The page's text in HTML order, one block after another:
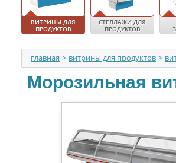
ВИТРИНЫ ДЛЯ
ПРОДУКТОВ
СТЕЛЛАЖИ ДЛЯ
ПРОДУКТОВ
главная > витрины для продуктов >
Морозильная